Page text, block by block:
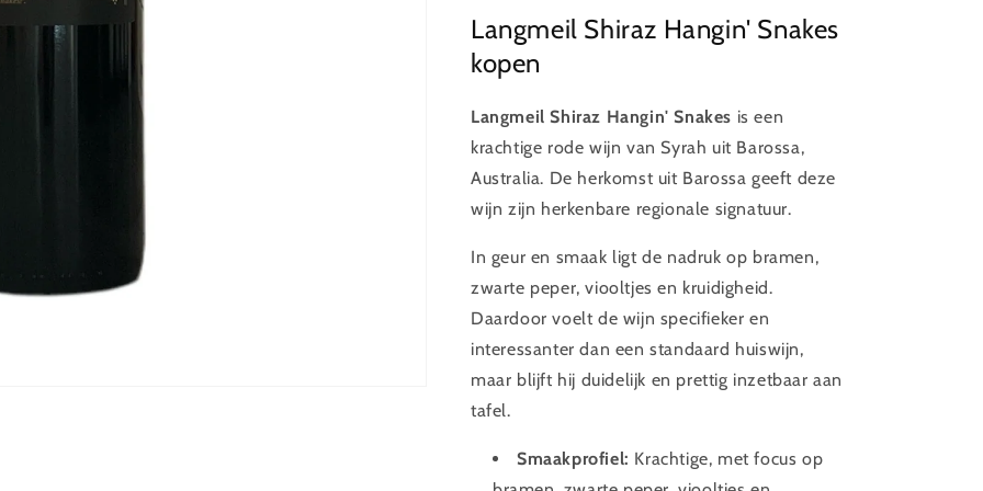
Langmeil Shiraz Hangin' Snakes
kopen
Langmeil Shiraz Hangin' Snakes is een
krachtige rode wijn van Syrah uit Barossa,
Australia. De herkomst uit Barossa geeft deze
wijn zijn herkenbare regionale signatuur.
In geur en smaak ligt de nadruk op bramen,
zwarte peper, viooltjes en kruidigheid.
Daardoor voelt de wijn specifieker en
interessanter dan een standaard huiswijn,
maar blijft hij duidelijk en prettig inzetbaar aan
tafel.
Smaakprofiel: Krachtige, met focus op